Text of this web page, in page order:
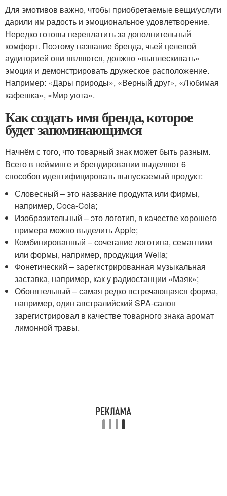
Для эмотивов важно, чтобы приобретаемые вещи/услуги
дарили им радость и эмоциональное удовлетворение.
Нередко готовы переплатить за дополнительный
комфорт. Поэтому название бренда, чьей целевой
аудиторией они являются, должно «выплескивать»
эмоции и демонстрировать дружеское расположение.
Например: «Дары природы», «Верный друг», «Любимая
кафешка», «Мир уюта».
Как создать имя бренда, которое
будет запоминающимся
Начнём с того, что товарный знак может быть разным.
Всего в нейминге и брендировании выделяют 6
способов идентифицировать выпускаемый продукт:
Словесный – это название продукта или фирмы,
например, Coca-Cola;
Изобразительный – это логотип, в качестве хорошего
примера можно выделить Apple;
Комбинированный – сочетание логотипа, семантики
или формы, например, продукция Wella;
Фонетический – зарегистрированная музыкальная
заставка, например, как у радиостанции «Маяк»;
Обонятельный – самая редко встречающаяся форма,
например, один австралийский SPA-салон
зарегистрировал в качестве товарного знака аромат
лимонной травы.